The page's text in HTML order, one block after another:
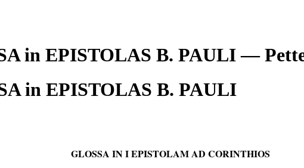
in EPISTOLAS B. PAULI —
in EPISTOLAS B. PAULI
GLOSSA IN I EPISTOLAM AD CORINTHIOS